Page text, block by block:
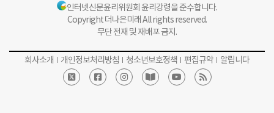
인터넷신문윤리위원회 윤리강령을 준수합니다.
Copyright 더나은미래 All rights reserved.
무단 전재 및 재배포 금지.
회사소개 개인정보처리방침 청소년보호정책 편집규약 알립니다